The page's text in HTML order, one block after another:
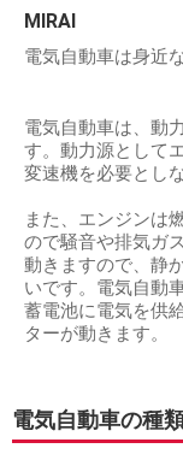
MIRAI
電気自動車は身近
電気自動車は、動
す。動力源として
変速機を必要とし
また、エンジンは
ので騒音や排気ガ
動きますので、静
いです。電気自動
蓄電池に電気を供
ターが動きます。
電気自動車の種